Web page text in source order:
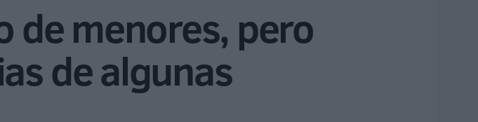
de menores, pero
de algunas